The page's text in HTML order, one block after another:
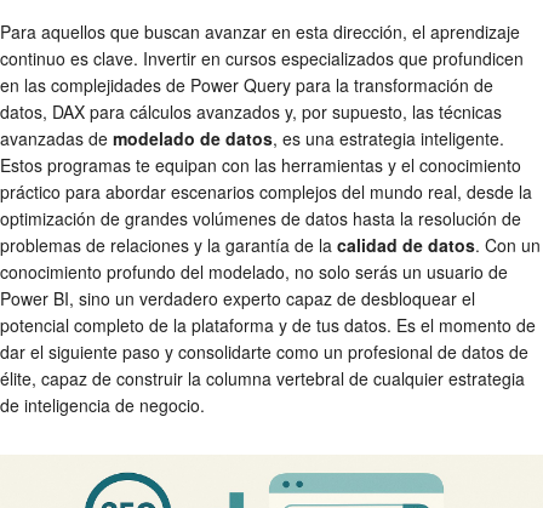
Para aquellos que buscan avanzar en esta dirección, el aprendizaje
continuo es clave. Invertir en cursos especializados que profundicen
en las complejidades de Power Query para la transformación de
datos, DAX para cálculos avanzados y, por supuesto, las técnicas
avanzadas de modelado de datos, es una estrategia inteligente.
Estos programas te equipan con las herramientas y el conocimiento
práctico para abordar escenarios complejos del mundo real, desde la
optimización de grandes volúmenes de datos hasta la resolución de
problemas de relaciones y la garantía de la calidad de datos. Con un
conocimiento profundo del modelado, no solo serás un usuario de
Power BI, sino un verdadero experto capaz de desbloquear el
potencial completo de la plataforma y de tus datos. Es el momento de
dar el siguiente paso y consolidarte como un profesional de datos de
élite, capaz de construir la columna vertebral de cualquier estrategia
de inteligencia de negocio.